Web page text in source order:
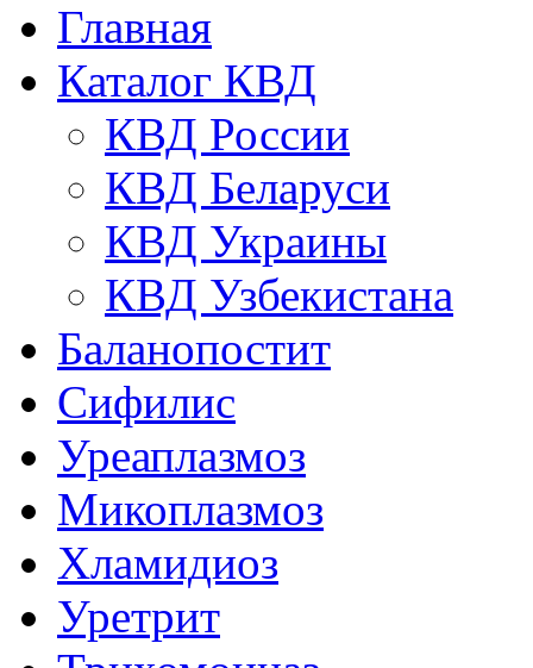
Главная
Каталог КВД
КВД России
КВД Беларуси
КВД Украины
КВД Узбекистана
Баланопостит
Сифилис
Уреаплазмоз
Микоплазмоз
Хламидиоз
Уретрит